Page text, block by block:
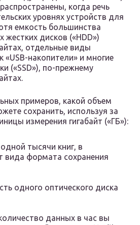
когда речь
уровнях устройств для
емкость большинства
жестких дисков («HDD»)
отдельные виды
«USB-накопители» и многие
(«SSD»), по-прежнему
примеров, какой объем
сохранить, используя за
измерения гигабайт («ГБ»):
тысячи книг, в
вида формата сохранения
одного оптического диска
данных в час вы